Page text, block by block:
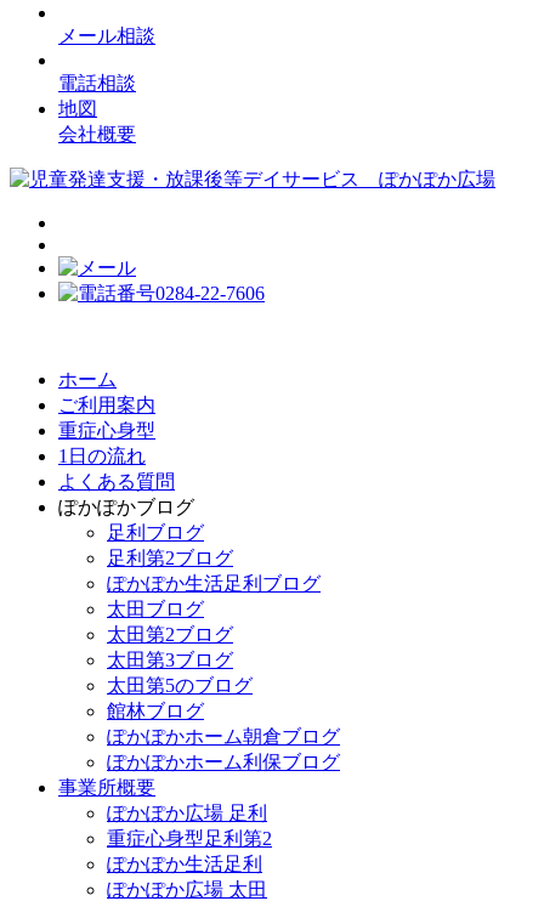
メール相談
電話相談
地図
会社概要
ホーム
ご利用案内
重症心身型
1日の流れ
よくある質問
ぽかぽかブログ
足利ブログ
足利第2ブログ
ぽかぽか生活足利ブログ
太田ブログ
太田第2ブログ
太田第3ブログ
太田第5のブログ
館林ブログ
ぽかぽかホーム朝倉ブログ
ぽかぽかホーム利保ブログ
事業所概要
ぽかぽか広場 足利
重症心身型足利第2
ぽかぽか生活足利
ぽかぽか広場 太田